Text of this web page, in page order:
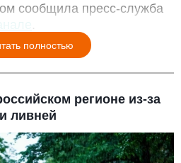
сообщила пресс-служба
полностью
регионе из-за
ливней